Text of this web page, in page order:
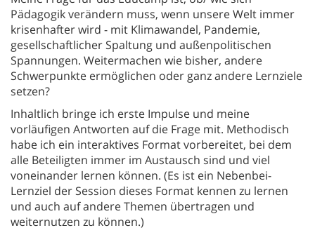
Pädagogik verändern muss, wenn unsere Welt immer
krisenhafter wird - mit Klimawandel, Pandemie,
gesellschaftlicher Spaltung und außenpolitischen
Spannungen. Weitermachen wie bisher, andere
Schwerpunkte ermöglichen oder ganz andere Lernziele
setzen?
Inhaltlich bringe ich erste Impulse und meine
vorläufigen Antworten auf die Frage mit. Methodisch
habe ich ein interaktives Format vorbereitet, bei dem
alle Beteiligten immer im Austausch sind und viel
voneinander lernen können. (Es ist ein Nebenbei-
Lernziel der Session dieses Format kennen zu lernen
und auch auf andere Themen übertragen und
weiternutzen zu können.)